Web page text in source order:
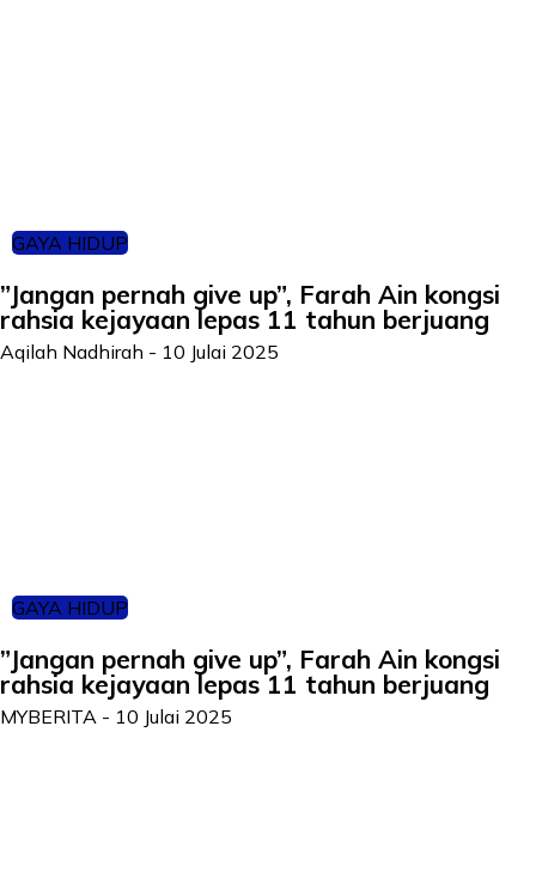
GAYA HIDUP
”Jangan pernah give up”, Farah Ain kongsi
rahsia kejayaan lepas 11 tahun berjuang
Aqilah Nadhirah - 10 Julai 2025
GAYA HIDUP
”Jangan pernah give up”, Farah Ain kongsi
rahsia kejayaan lepas 11 tahun berjuang
MYBERITA - 10 Julai 2025